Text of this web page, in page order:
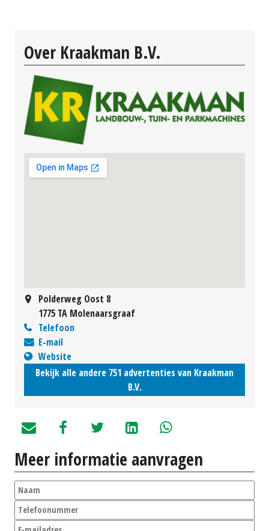
Over Kraakman B.V.
Polderweg Oost 8
1775 TA Molenaarsgraaf
Telefoon
E-mail
Website
Bekijk alle andere 751 advertenties van Kraakman
B.V.
Meer informatie aanvragen